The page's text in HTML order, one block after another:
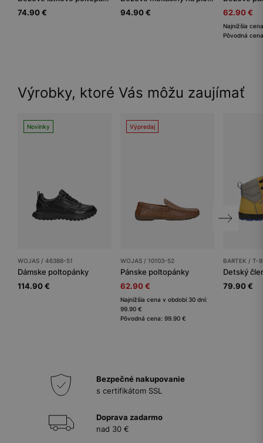
74.90 €
94.90 €
62.90 €
Najnižšia
Pôvodná
Výrobky, ktoré Vás môžu zaujímať
Novinky
WOJAS / 46388-51
Dámske poltopánky
114.90 €
Výpredaj
WOJAS / 10103-52
Pánske poltopánky
62.90 €
Najnižšia cena v období 30 dní:
99.90 €
Pôvodná cena: 99.90 €
BARTEK / T-
79.90 €
Bezpečné nakupovanie
s certifikátom SSL
Doprava zadarmo
nad 30 €